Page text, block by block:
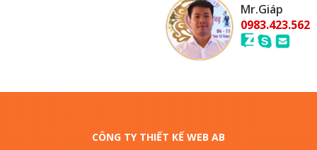
Mr.Giáp
0983.423.562
CÔNG TY THIẾT KẾ WEB AB